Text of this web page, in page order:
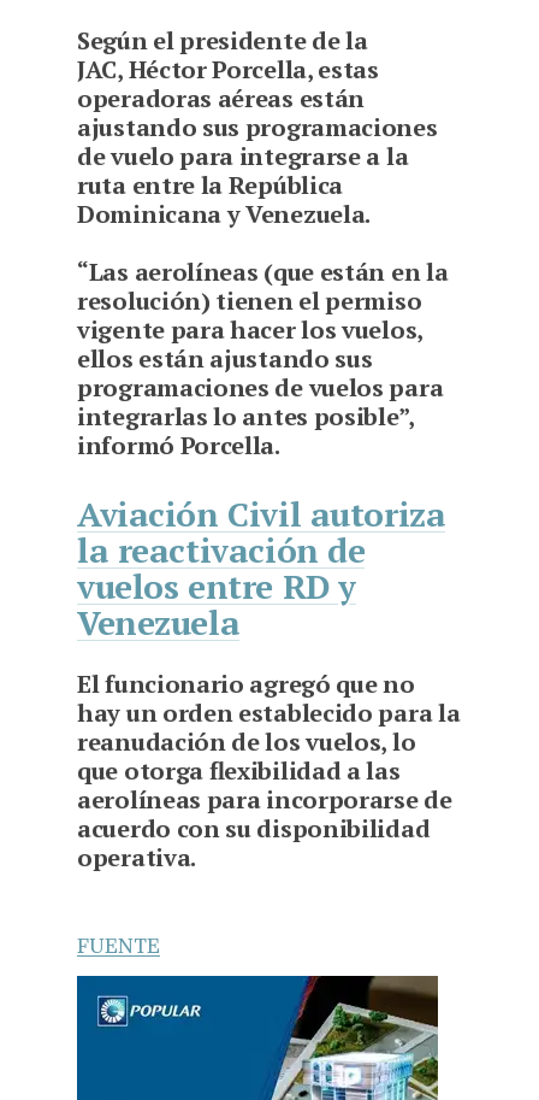
Según el presidente de la
JAC, Héctor Porcella, estas
operadoras aéreas están
ajustando sus programaciones
de vuelo para integrarse a la
ruta entre la República
Dominicana y Venezuela.
“Las aerolíneas (que están en la
resolución) tienen el permiso
vigente para hacer los vuelos,
ellos están ajustando sus
programaciones de vuelos para
integrarlas lo antes posible”,
informó Porcella.
Aviación Civil autoriza
la reactivación de
vuelos entre RD y
Venezuela
El funcionario agregó que no
hay un orden establecido para la
reanudación de los vuelos, lo
que otorga flexibilidad a las
aerolíneas para incorporarse de
acuerdo con su disponibilidad
operativa.
FUENTE